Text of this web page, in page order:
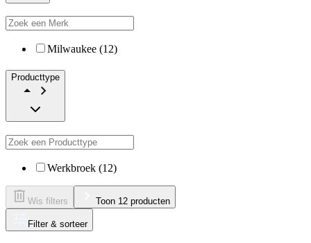
Milwaukee (12)
Producttype
Werkbroek (12)
Wis filters Toon 12 producten
Filter & sorteer